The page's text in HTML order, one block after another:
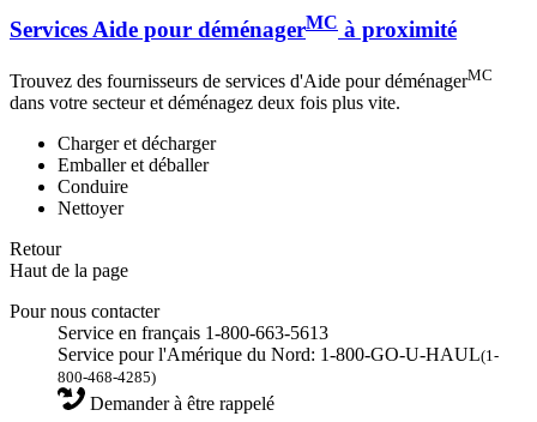
Services Aide pour déménagerMC à proximité
Trouvez des fournisseurs de services d'Aide pour déménagerMC
dans votre secteur et déménagez deux fois plus vite.
Charger et décharger
Emballer et déballer
Conduire
Nettoyer
Retour
Haut de la page
Pour nous contacter
Service en français 1-800-663-5613
Service pour l'Amérique du Nord: 1-800-GO-U-HAUL(1-
800-468-4285)
Demander à être rappelé